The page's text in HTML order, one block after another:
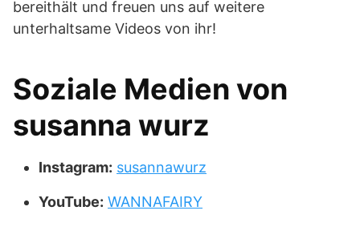
bereithält und freuen uns auf weitere
unterhaltsame Videos von ihr!
Soziale Medien von
susanna wurz
Instagram: susannawurz
YouTube: WANNAFAIRY